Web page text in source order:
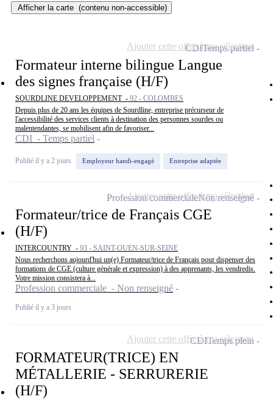
Afficher la carte (contenu non-accessible)
Formateur interne bilingue Langue
des signes française (H/F)
SOURDLINE DEVELOPPEMENT - 92 - COLOMBES
Depuis plus de 20 ans les équipes de Sourdline, entreprise précurseur de
l'accessibilité des services clients à destination des personnes sourdes ou
malentendantes, se mobilisent afin de favoriser...
CDI - Temps partiel
Publié il y a 2 jours Employeur handi-engagé Entreprise adaptée
CDITemps partiel
Ajouter cette offre à ma sélection
Formateur/trice de Français CGE
(H/F)
INTERCOUNTRY - 93 - SAINT-OUEN-SUR-SEINE
Nous recherchons aujourd'hui un(e) Formateur/trice de Français pour dispenser des
formations de CGE (culture générale et expression) à des apprenants, les vendredis.
Votre mission consistera à...
Profession commerciale - Non renseigné
Publié il y a 3 jours
Profession commercialeNon renseigné
Ajouter cette offre à ma sélection
FORMATEUR(TRICE) EN
MÉTALLERIE - SERRURERIE
(H/F)
CDITemps plein
Ajouter cette offre à ma sélection